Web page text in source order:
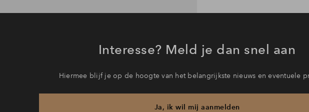
Interesse? Meld je dan snel aan
Hiermee blijf je op de hoogte van het belangrijkste nieuws en eventuele
Ja, ik wil mij aanmelden